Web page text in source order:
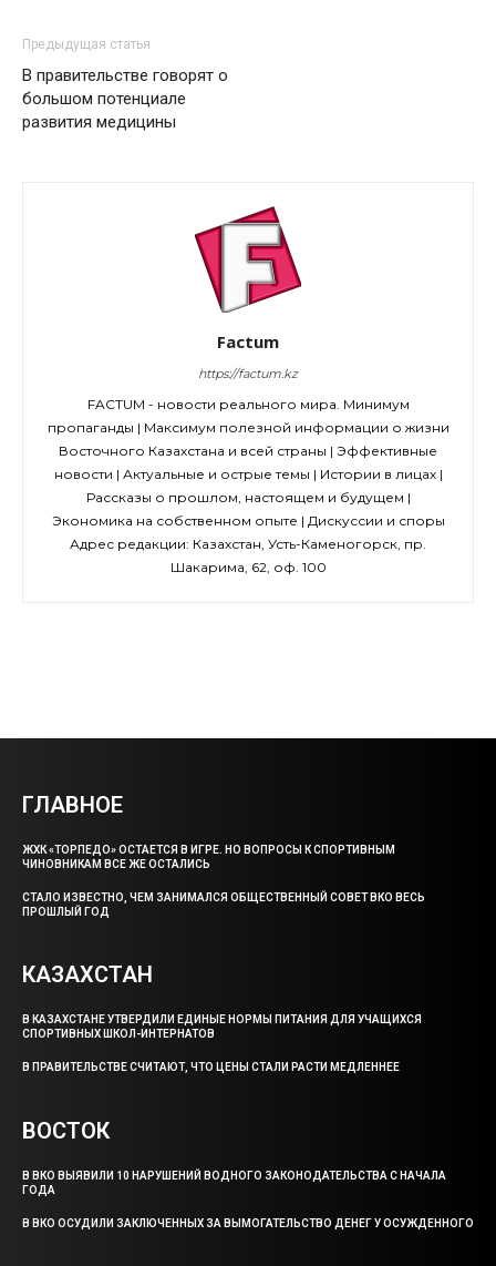
Предыдущая статья
В правительстве говорят о
большом потенциале
развития медицины
Factum
https://factum.kz
FACTUM - новости реального мира. Минимум
пропаганды | Максимум полезной информации о жизни
Восточного Казахстана и всей страны | Эффективные
новости | Актуальные и острые темы | Истории в лицах |
Рассказы о прошлом, настоящем и будущем |
Экономика на собственном опыте | Дискуссии и споры
Адрес редакции: Казахстан, Усть-Каменогорск, пр.
Шакарима, 62, оф. 100
ГЛАВНОЕ
ЖХК «ТОРПЕДО» ОСТАЕТСЯ В ИГРЕ. НО ВОПРОСЫ К СПОРТИВНЫМ
ЧИНОВНИКАМ ВСЕ ЖЕ ОСТАЛИСЬ
СТАЛО ИЗВЕСТНО, ЧЕМ ЗАНИМАЛСЯ ОБЩЕСТВЕННЫЙ СОВЕТ ВКО ВЕСЬ
ПРОШЛЫЙ ГОД
КАЗАХСТАН
В КАЗАХСТАНЕ УТВЕРДИЛИ ЕДИНЫЕ НОРМЫ ПИТАНИЯ ДЛЯ УЧАЩИХСЯ
СПОРТИВНЫХ ШКОЛ-ИНТЕРНАТОВ
В ПРАВИТЕЛЬСТВЕ СЧИТАЮТ, ЧТО ЦЕНЫ СТАЛИ РАСТИ МЕДЛЕННЕЕ
ВОСТОК
В ВКО ВЫЯВИЛИ 10 НАРУШЕНИЙ ВОДНОГО ЗАКОНОДАТЕЛЬСТВА С НАЧАЛА
ГОДА
В ВКО ОСУДИЛИ ЗАКЛЮЧЕННЫХ ЗА ВЫМОГАТЕЛЬСТВО ДЕНЕГ У ОСУЖДЕННОГО